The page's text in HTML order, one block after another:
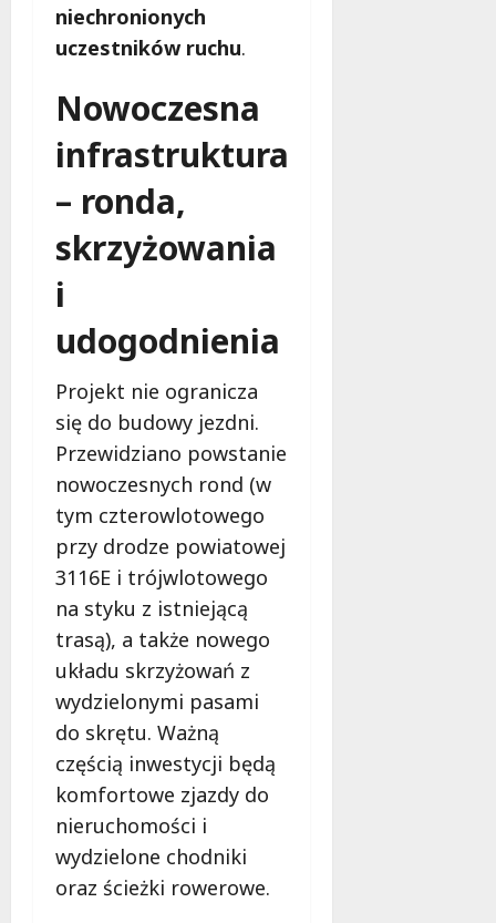
niechronionych
uczestników ruchu.
Nowoczesna
infrastruktura
– ronda,
skrzyżowania
i
udogodnienia
Projekt nie ogranicza
się do budowy jezdni.
Przewidziano powstanie
nowoczesnych rond (w
tym czterowlotowego
przy drodze powiatowej
3116E i trójwlotowego
na styku z istniejącą
trasą), a także nowego
układu skrzyżowań z
wydzielonymi pasami
do skrętu. Ważną
częścią inwestycji będą
komfortowe zjazdy do
nieruchomości i
wydzielone chodniki
oraz ścieżki rowerowe.